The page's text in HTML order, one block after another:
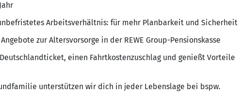
Arbeitsverhältnis: für mehr Planbarkeit und Sicherheit
zur Altersvorsorge in der REWE Group-Pensionskasse
einen Fahrtkostenzuschlag und genießt Vorteile
unterstützen wir dich in jeder Lebenslage bei bspw.